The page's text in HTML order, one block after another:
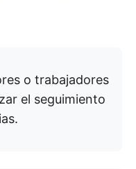
o trabajadores
el seguimiento